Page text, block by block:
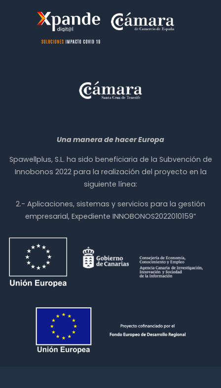
Una manera de hacer Europa
Spawellplus, S.L. ha sido beneficiaria de la Subvención de
Innobonos 2022 para la realización del proyecto en la
siguiente línea:
2.- Aplicaciones, sistemas y servicios para la gestión
empresarial, Expediente INNOBONOS2022010159”